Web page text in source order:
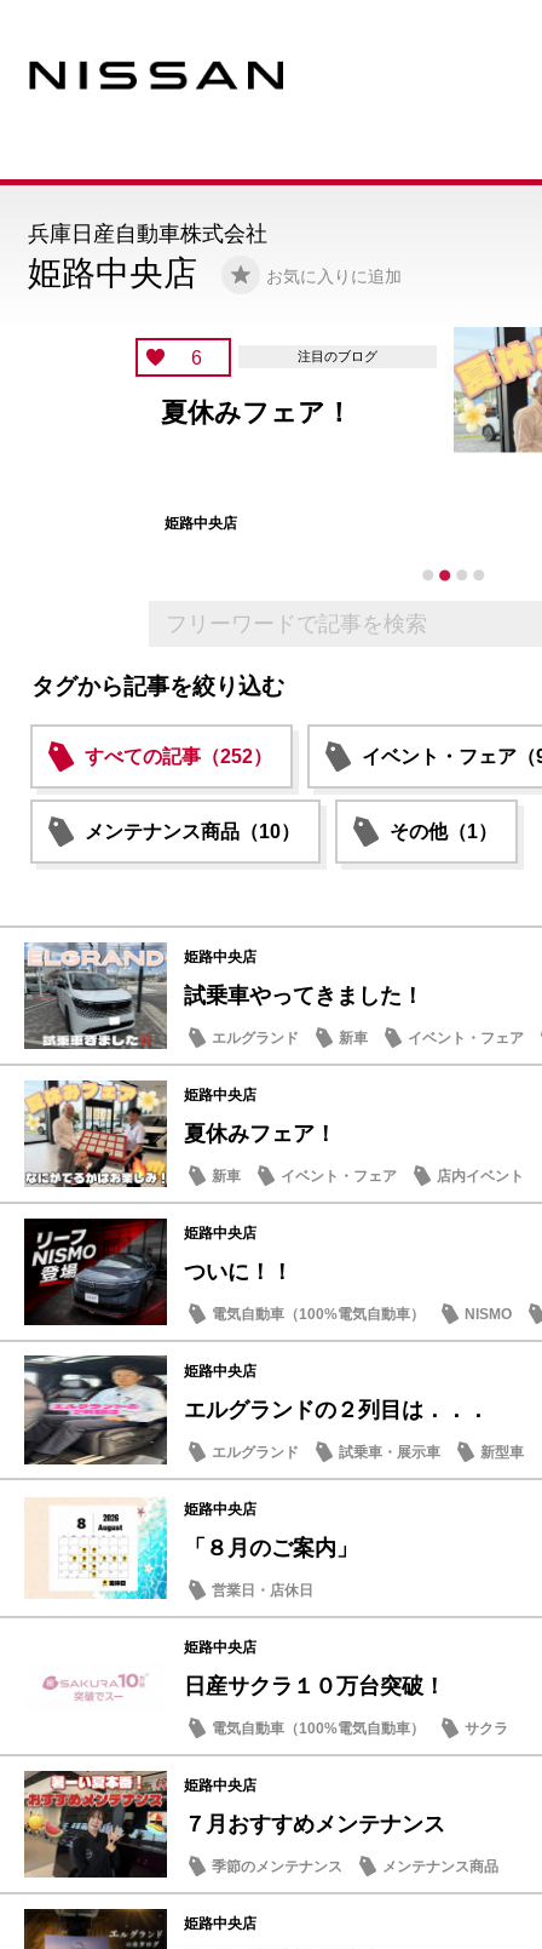
姫路中央店 お気に入りに追加
兵庫日産自動車株式会社
6 注目のブログ
夏休みフェア！
姫路中央店
タグから記事を絞り込む
すべての記事（252） イベント・フェア（
メンテナンス商品（10） その他（1）
姫路中央店
試乗車やってきました！
エルグランド 新車 イベント・フェア
姫路中央店
夏休みフェア！
新車 イベント・フェア 店内イベント
姫路中央店
ついに！！
電気自動車（100%電気自動車） NISMO
姫路中央店
エルグランドの２列目は．．．
エルグランド 試乗車・展示車 新型車
姫路中央店
「８月のご案内」
営業日・店休日
姫路中央店
日産サクラ１０万台突破！
電気自動車（100%電気自動車） サクラ
姫路中央店
７月おすすめメンテナンス
季節のメンテナンス メンテナンス商品
姫路中央店